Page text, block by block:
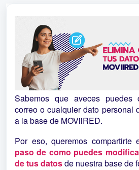
Sabemos que aveces puedes
correo o cualquier dato personal
a la base de MOViiRED.
Por eso, queremos compartirte
paso de como puedes
de tus datosde nuestra base de